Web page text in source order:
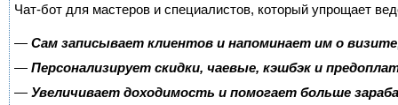
Чат-бот для мастеров и специалистов, который упрощает
— Сам записывает клиентов и напоминает им о
— Персонализирует скидки, чаевые, кэшбэк и
— Увеличивает доходимость и помогает больше